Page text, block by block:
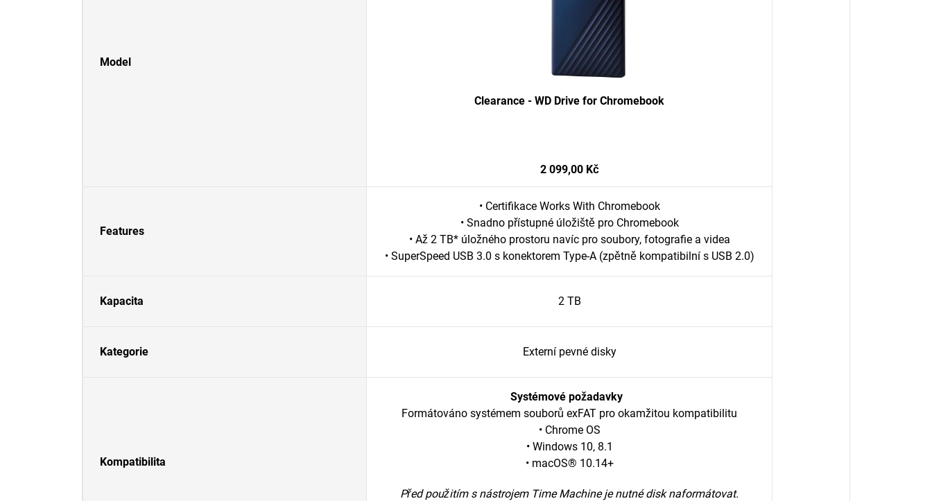
Model
Clearance - WD Drive for Chromebook
2 099,00 Kč
Features
• Certifikace Works With Chromebook
• Snadno přístupné úložiště pro Chromebook
• Až 2 TB* úložného prostoru navíc pro soubory, fotografie a videa
• SuperSpeed USB 3.0 s konektorem Type-A (zpětně kompatibilní s USB 2.0)
Kapacita 2 TB
Kategorie Externí pevné disky
Kompatibilita
Systémové požadavky
Formátováno systémem souborů exFAT pro okamžitou kompatibilitu
• Chrome OS
• Windows 10, 8.1
• macOS® 10.14+
Před použitím s nástrojem Time Machine je nutné disk naformátovat.